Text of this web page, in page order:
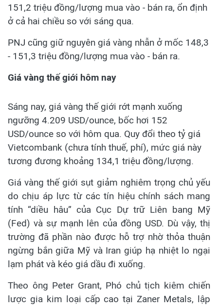
151,2 triệu đồng/lượng mua vào - bán ra, ổn định
ở cả hai chiều so với sáng qua.
PNJ cũng giữ nguyên giá vàng nhẫn ở mốc 148,3
- 151,3 triệu đồng/lượng mua vào - bán ra.
Giá vàng thế giới hôm nay
Sáng nay, giá vàng thế giới rớt mạnh xuống
ngưỡng 4.209 USD/ounce, bốc hơi 152
USD/ounce so với hôm qua. Quy đổi theo tỷ giá
Vietcombank (chưa tính thuế, phí), mức giá này
tương đương khoảng 134,1 triệu đồng/lượng.
Giá vàng thế giới sụt giảm nghiêm trọng chủ yếu
do chịu áp lực từ các tín hiệu chính sách mang
tính “diều hâu” của Cục Dự trữ Liên bang Mỹ
(Fed) và sự mạnh lên của đồng USD. Dù vậy, thị
trường đã phần nào được hỗ trợ nhờ thỏa thuận
ngừng bắn giữa Mỹ và Iran giúp hạ nhiệt lo ngại
lạm phát và kéo giá dầu đi xuống.
Theo ông Peter Grant, Phó chủ tịch kiêm chiến
lược gia kim loại cấp cao tại Zaner Metals, lập